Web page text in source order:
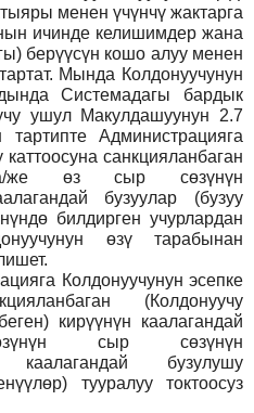
менен үчүнчү жактарга
ичинде келишимдер жана
берүүсүн кошо алуу менен
Мында Колдонуучунун
Системадагы бардык
ушул Макулдашуунун 2.7
тартипте Администрацияга
санкцияланбаган
же өз сыр сөзүнүн
бузуулар (бузуу
билдирген учурлардан
өзү тарабынан
Колдонуучунун эсепке
(Колдонуучу
кирүүнүн каалагандай
сыр сөзүнүн
каалагандай бузулушу
тууралуу токтоосуз